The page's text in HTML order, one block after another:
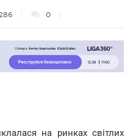
0
на ринках світлих